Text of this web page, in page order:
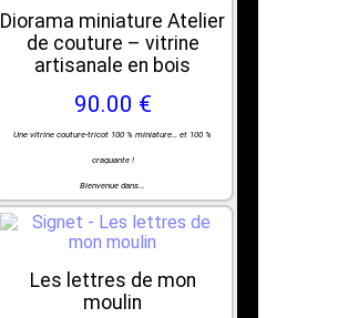
Diorama miniature Atelier
de couture – vitrine
artisanale en bois
90.00 €
Une vitrine couture-tricot 100 % miniature… et 100 %
craquante !
Bienvenue dans...
Les lettres de mon
moulin